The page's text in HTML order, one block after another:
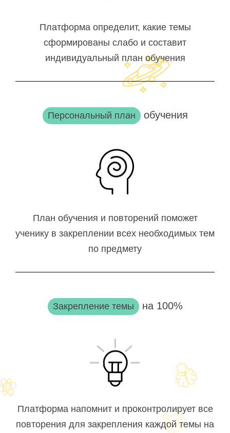
Платформа определит, какие темы
сформированы слабо и составит
индивидуальный план обучения
Персональный план обучения
План обучения и повторений поможет
ученику в закреплении всех необходимых тем
по предмету
Закрепление темы на 100%
Платформа напомнит и проконтролирует все
повторения для закрепления каждой темы на